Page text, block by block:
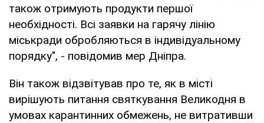
також отримують продукти першої
необхідності. Всі заявки на гарячу лінію
міськради обробляються в індивідуальному
порядку", - повідомив мер Дніпра.
Він також відзвітував про те, як в місті
вирішують питання святкування Великодня в
умовах карантинних обмежень, не витративши